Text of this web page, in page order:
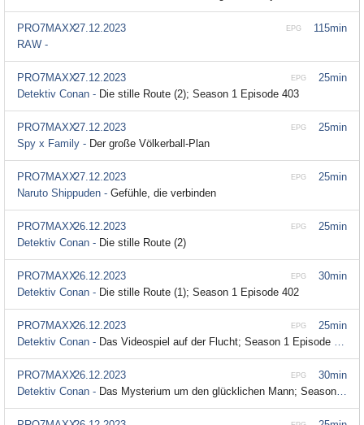
115min
EPG
PRO7MAXX27.12.2023
RAW -
25min
EPG
PRO7MAXX27.12.2023
Detektiv Conan - Die stille Route (2); Season 1 Episode 403
25min
EPG
PRO7MAXX27.12.2023
Spy x Family - Der große Völkerball-Plan
25min
EPG
PRO7MAXX27.12.2023
Naruto Shippuden - Gefühle, die verbinden
25min
EPG
PRO7MAXX26.12.2023
Detektiv Conan - Die stille Route (2)
30min
EPG
PRO7MAXX26.12.2023
Detektiv Conan - Die stille Route (1); Season 1 Episode 402
25min
EPG
PRO7MAXX26.12.2023
Detektiv Conan - Das Videospiel auf der Flucht; Season 1 Episode 401
30min
EPG
PRO7MAXX26.12.2023
Detektiv Conan - Das Mysterium um den glücklichen Mann; Season 1 Episode 400